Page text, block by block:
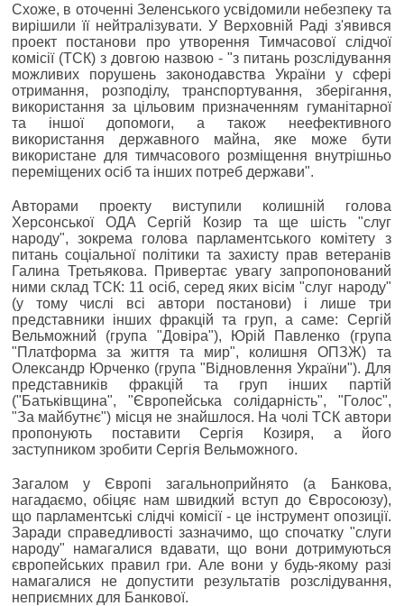
Схоже, в оточенні Зеленського усвідомили небезпеку та
вирішили її нейтралізувати. У Верховній Раді з'явився
проект постанови про утворення Тимчасової слідчої
комісії (ТСК) з довгою назвою - "з питань розслідування
можливих порушень законодавства України у сфері
отримання, розподілу, транспортування, зберігання,
використання за цільовим призначенням гуманітарної
та іншої допомоги, а також неефективного
використання державного майна, яке може бути
використане для тимчасового розміщення внутрішньо
переміщених осіб та інших потреб держави".
Авторами проекту виступили колишній голова
Херсонської ОДА Сергій Козир та ще шість "слуг
народу", зокрема голова парламентського комітету з
питань соціальної політики та захисту прав ветеранів
Галина Третьякова. Привертає увагу запропонований
ними склад ТСК: 11 осіб, серед яких вісім "слуг народу"
(у тому числі всі автори постанови) і лише три
представники інших фракцій та груп, а саме: Сергій
Вельможний (група "Довіра"), Юрій Павленко (група
"Платформа за життя та мир", колишня ОПЗЖ) та
Олександр Юрченко (група "Відновлення України"). Для
представників фракцій та груп інших партій
("Батьківщина", "Європейська солідарність", "Голос",
"За майбутнє") місця не знайшлося. На чолі ТСК автори
пропонують поставити Сергія Козиря, а його
заступником зробити Сергія Вельможного.
Загалом у Європі загальноприйнято (а Банкова,
нагадаємо, обіцяє нам швидкий вступ до Євросоюзу),
що парламентські слідчі комісії - це інструмент опозиції.
Заради справедливості зазначимо, що спочатку "слуги
народу" намагалися вдавати, що вони дотримуються
європейських правил гри. Але вони у будь-якому разі
намагалися не допустити результатів розслідування,
неприємних для Банкової.